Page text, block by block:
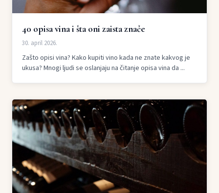
40 opisa vina i šta oni zaista znače
30. april 2026.
Zašto opisi vina? Kako kupiti vino kada ne znate kakvog je
ukusa? Mnogi ljudi se oslanjaju na čitanje opisa vina da ...